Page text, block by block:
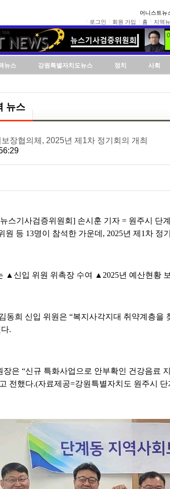
어니스트뉴
로그인
회원 가입 홈 지역
뉴스 강원특별자치도뉴스 정치 사회
뉴스
장협의체, 2025년 제1차 정기회의 개최
스기사검증위원회] 손시훈 기자 = 원주시 단
원 등 13명이 참석한 가운데, 2025년 제1차 정
▲신입 위원 위촉장 수여 ▲2025년 예산현황
동희 신입 위원은 “복지사각지대 취약계층
.
장은 “신규 특화사업으로 안부확인 건강음료
전했다.(자료제공=강원특별자치도 원주시 단